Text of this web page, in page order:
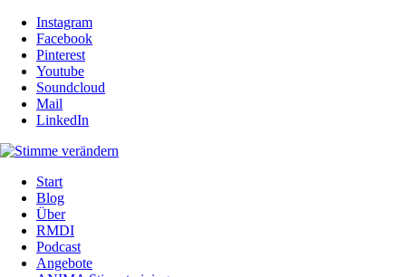
Instagram
Facebook
Pinterest
Youtube
Soundcloud
Mail
LinkedIn
Start
Blog
Über
RMDI
Podcast
Angebote